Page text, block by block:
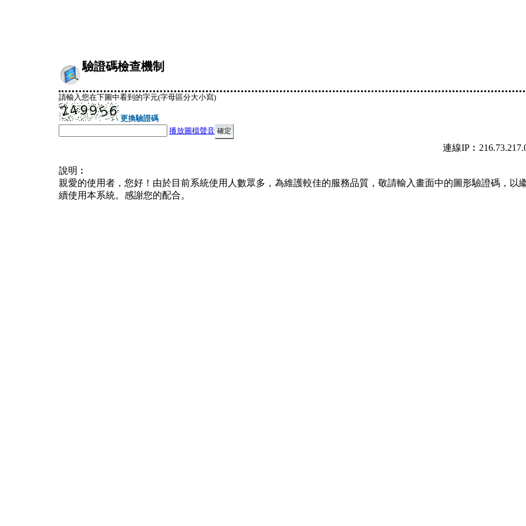
驗證碼檢查機制
請輸入您在下圖中看到的字元(字母區分大小寫)
更換驗證碼
播放圖檔聲音
連線
說明︰
親愛的使用者，您好！由於目前系統使用人數眾多，為維護較佳的服務品質，敬請輸入畫面中的圖形驗證碼，以
續使用本系統。感謝您的配合。